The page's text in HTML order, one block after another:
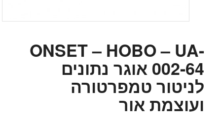
ONSET – HOBO – UA-
002-64 אוגר נתונים
לניטור טמפרטורה
ועוצמת אור